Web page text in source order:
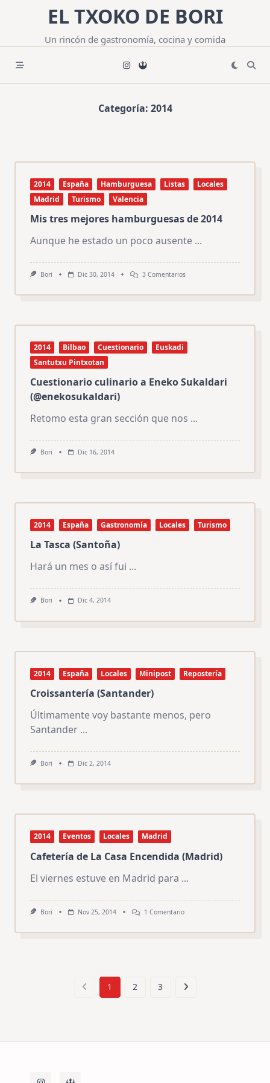
contenido
EL TXOKO DE BORI
Un rincón de gastronomía, cocina y comida
Categoría: 2014
2014 España Hamburguesa Listas
Locales
Madrid
Turismo Valencia
Mis tres mejores hamburguesas de 2014
Aunque he estado un poco ausente ...
Bori Dic 30, 2014 3 ComentariosEn
2014
2014 Bilbao Cuestionario
Euskadi
Santutxu Pintxotan
Cuestionario culinario a Eneko Sukaldari
(@enekosukaldari)
Retomo esta gran sección que nos ...
Bori Dic 16, 2014
2014 España Gastronomía Locales Turismo
La Tasca (Santoña)
Hará un mes o así fui ...
Bori Dic 4, 2014
2014 España Locales Minipost Repostería
Croissantería (Santander)
Últimamente voy bastante menos, pero
Santander ...
Bori Dic 2, 2014
2014 Eventos Locales Madrid
Cafetería de La Casa Encendida (Madrid)
El viernes estuve en Madrid para ...
Bori Nov 25, 2014 1 ComentarioEn
1 2 3